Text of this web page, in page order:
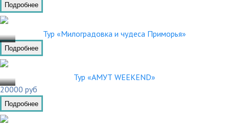
Подробнее
Тур «Милоградовка и чудеса Приморья»
Подробнее
Тур «АМУТ WEEKEND»
20000 руб
Подробнее